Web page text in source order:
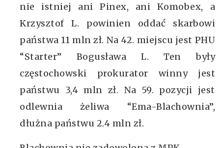
nie istniej ani Pinex, ani Komobex, a
Krzysztof L. powinien oddać skarbowi
państwa 11 mln zł. Na 42. miejscu jest PHU
“Starter” Bogusława L. Ten były
częstochowski prokurator winny jest
państwu 3,4 mln zł. Na 59. pozycji jest
odlewnia żeliwa “Ema-Blachownia”,
dłużna państwu 2.4 mln zł.